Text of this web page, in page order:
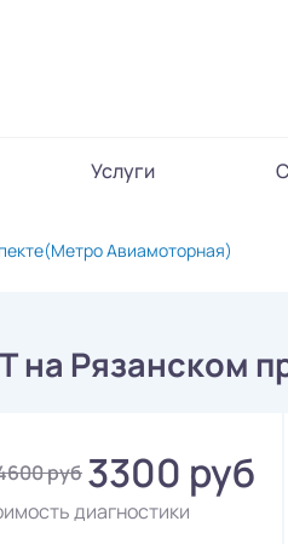
Услуги
Авиамоторная)
на Рязанском
руб 3300 руб
диагностики